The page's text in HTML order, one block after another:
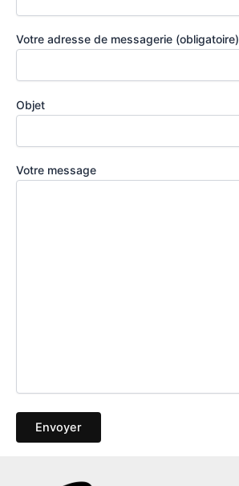
Votre adresse de messagerie (obligatoire)
Objet
Votre message